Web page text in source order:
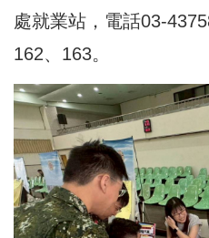
處就業站，電話03-
162、163。